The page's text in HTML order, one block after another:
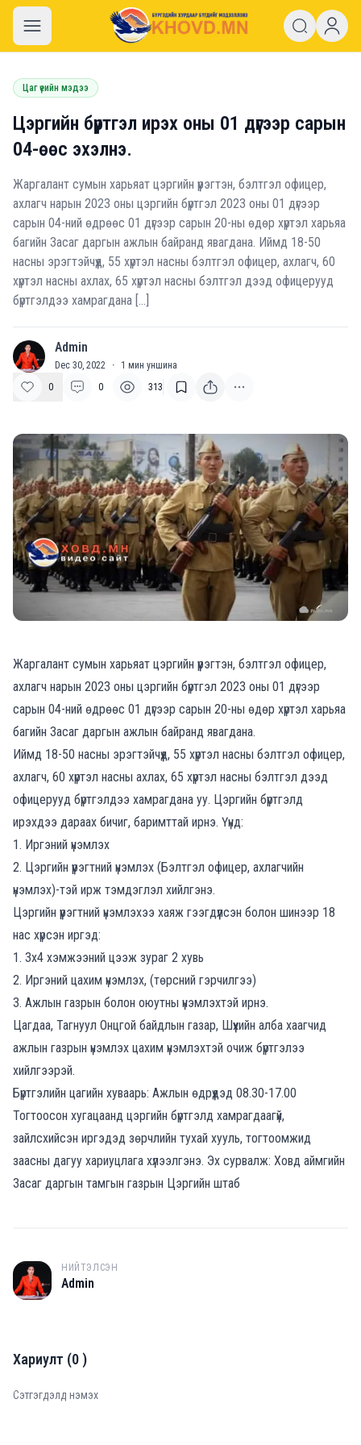
khovd.mn
Цаг үеийн мэдээ
Цэргийн бүртгэл ирэх оны 01 дүгээр сарын
04-өөс эхэлнэ.
Жаргалант сумын харьяат цэргийн үүрэгтэн, бэлтгэл офицер,
ахлагч нарын 2023 оны цэргийн бүртгэл 2023 оны 01 дүгээр
сарын 04-ний өдрөөс 01 дүгээр сарын 20-ны өдөр хүртэл харьяа
багийн Засаг даргын ажлын байранд явагдана. Иймд 18-50
насны эрэгтэйчүүд, 55 хүртэл насны бэлтгэл офицер, ахлагч, 60
хүртэл насны ахлах, 65 хүртэл насны бэлтгэл дээд офицерууд
бүртгэлдээ хамрагдана […]
A Admin
Dec 30, 2022 · 1 мин уншина
0
0 313
Жаргалант сумын харьяат цэргийн үүрэгтэн, бэлтгэл офицер,
ахлагч нарын 2023 оны цэргийн бүртгэл 2023 оны 01 дүгээр
сарын 04-ний өдрөөс 01 дүгээр сарын 20-ны өдөр хүртэл харьяа
багийн Засаг даргын ажлын байранд явагдана.
Иймд 18-50 насны эрэгтэйчүүд, 55 хүртэл насны бэлтгэл офицер,
ахлагч, 60 хүртэл насны ахлах, 65 хүртэл насны бэлтгэл дээд
офицерууд бүртгэлдээ хамрагдана уу. Цэргийн бүртгэлд
ирэхдээ дараах бичиг, баримттай ирнэ. Үүнд:
1. Иргэний үнэмлэх
2. Цэргийн үүрэгтний үнэмлэх (Бэлтгэл офицер, ахлагчийн
үнэмлэх)-тэй ирж тэмдэглэл хийлгэнэ.
Цэргийн үүрэгтний үнэмлэхээ хаяж гээгдүүлсэн болон шинээр 18
нас хүрсэн иргэд:
1. 3х4 хэмжээний цээж зураг 2 хувь
2. Иргэний цахим үнэмлэх, (төрсний гэрчилгээ)
3. Ажлын газрын болон оюутны үнэмлэхтэй ирнэ.
Цагдаа, Тагнуул Онцгой байдлын газар, Шүүхийн алба хаагчид
ажлын газрын үнэмлэх цахим үнэмлэхтэй очиж бүртгэлээ
хийлгээрэй.
Бүртгэлийн цагийн хуваарь: Ажлын өдрүүдэд 08.30-17.00
Тогтоосон хугацаанд цэргийн бүртгэлд хамрагдаагүй,
зайлсхийсэн иргэдэд зөрчлийн тухай хууль, тогтоомжид
заасны дагуу хариуцлага хүлээлгэнэ. Эх сурвалж: Ховд аймгийн
Засаг даргын тамгын газрын Цэргийн штаб
A
НИЙТЭЛСЭН
Admin
Хариулт (0)